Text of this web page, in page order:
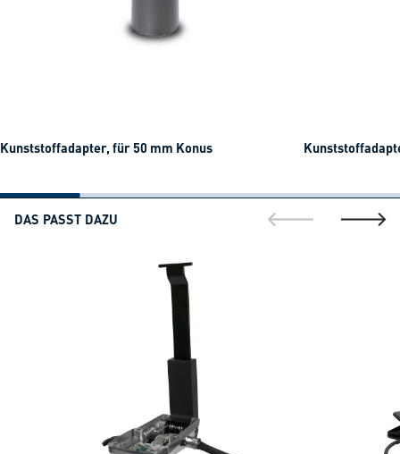
Kunststoffadapter, für 50 mm Konus
DAS PASST DAZU
gehe zur gehe